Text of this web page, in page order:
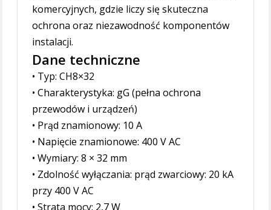
komercyjnych, gdzie liczy się skuteczna
ochrona oraz niezawodność komponentów
instalacji.
Dane techniczne
• Typ: CH8×32
• Charakterystyka: gG (pełna ochrona
przewodów i urządzeń)
• Prąd znamionowy: 10 A
• Napięcie znamionowe: 400 V AC
• Wymiary: 8 × 32 mm
• Zdolność wyłączania: prąd zwarciowy: 20 kA
przy 400 V AC
• Strata mocy: 2,7 W